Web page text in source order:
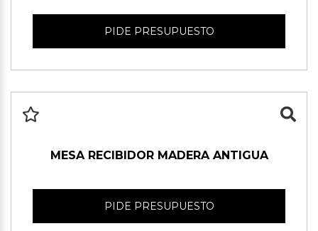
PIDE PRESUPUESTO
MESA RECIBIDOR MADERA ANTIGUA
PIDE PRESUPUESTO